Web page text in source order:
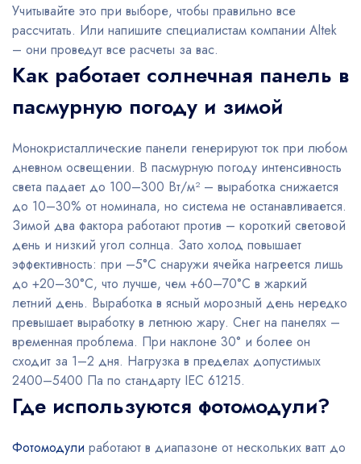
Учитывайте это при выборе, чтобы правильно все
рассчитать. Или напишите специалистам компании Altek
– они проведут все расчеты за вас.
Как работает солнечная панель в
пасмурную погоду и зимой
Монокристаллические панели генерируют ток при любом
дневном освещении. В пасмурную погоду интенсивность
света падает до 100–300 Вт/м² – выработка снижается
до 10–30% от номинала, но система не останавливается.
Зимой два фактора работают против – короткий световой
день и низкий угол солнца. Зато холод повышает
эффективность: при –5°C снаружи ячейка нагреется лишь
до +20–30°C, что лучше, чем +60–70°C в жаркий
летний день. Выработка в ясный морозный день нередко
превышает выработку в летнюю жару. Снег на панелях –
временная проблема. При наклоне 30° и более он
сходит за 1–2 дня. Нагрузка в пределах допустимых
2400–5400 Па по стандарту IEC 61215.
Где используются фотомодули?
Фотомодули работают в диапазоне от нескольких ватт до